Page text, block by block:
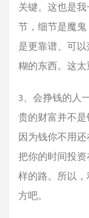
关键。这也是
节，细节是魔
是更靠谱、可
糊的东西。这太
3、会挣钱的人
贵的财富并不是
因为钱你不用
把你的时间投
样的路。所以
方吧。